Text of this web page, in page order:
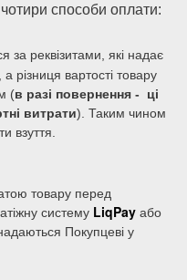
чотири способи оплати:
за реквізитами, які надає
різниця вартості товару
(в разі повернення - ці
витрати). Таким чином
взуття.
товару перед
систему LiqPay або
Покупцеві у